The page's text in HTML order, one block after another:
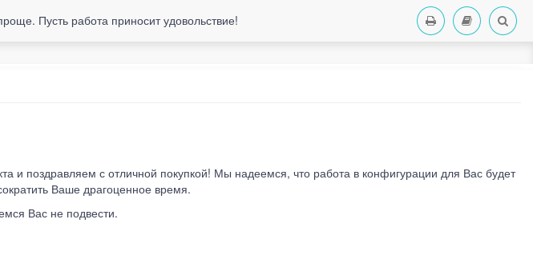
Пусть работа приносит удовольствие!
и поздравляем с отличной покупкой! Мы надеемся, что работа в конфигурации для Вас будет
Ваше драгоценное время.
Вас не подвести.